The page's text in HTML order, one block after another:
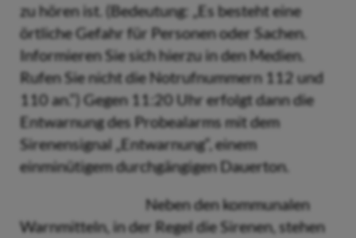
zu hören ist. (Bedeutung: „Es besteht eine
örtliche Gefahr für Personen oder Sachen.
Informieren Sie sich hierzu in den Medien.
Rufen Sie nicht die Notrufnummern 112 und
110 an.“) Gegen 11:20 Uhr erfolgt dann die
Entwarnung des Probealarms mit dem
Sirenensignal „Entwarnung“, einem
einminütigem durchgängigen Dauerton.
Neben den kommunalen
Warnmitteln, in der Regel die Sirenen, stehen